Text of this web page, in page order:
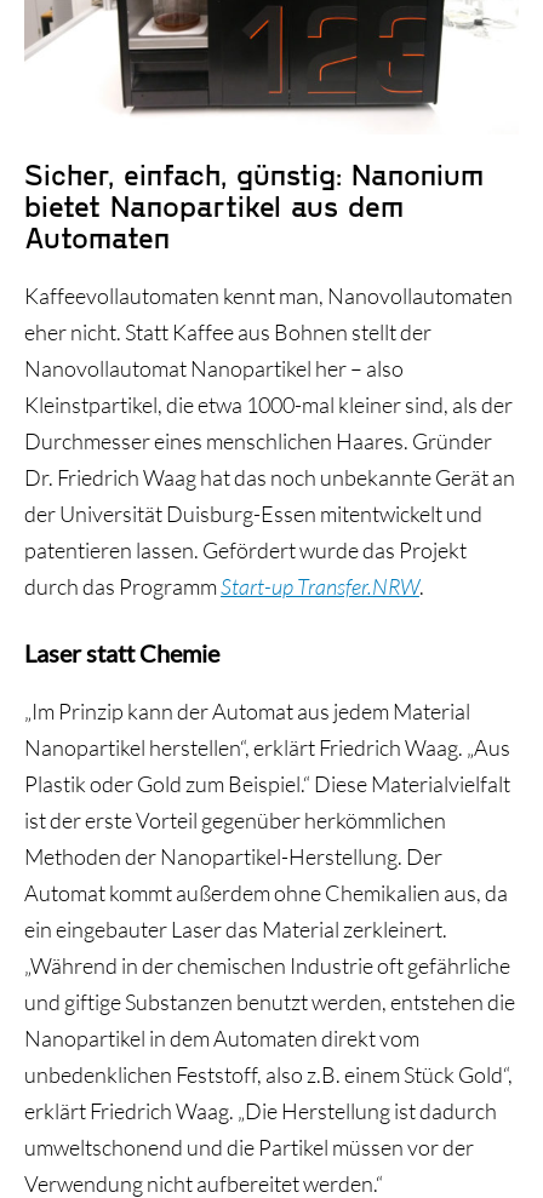
Historie und Entwicklung
Sicher, einfach, günstig: Nanonium
bietet Nanopartikel aus dem
Automaten
Kaffeevollautomaten kennt man, Nanovollautomaten
eher nicht. Statt Kaffee aus Bohnen stellt der
Nanovollautomat Nanopartikel her – also
Kleinstpartikel, die etwa 1000-mal kleiner sind, als der
Durchmesser eines menschlichen Haares. Gründer
Dr. Friedrich Waag hat das noch unbekannte Gerät an
der Universität Duisburg-Essen mitentwickelt und
patentieren lassen. Gefördert wurde das Projekt
durch das ProgrammStart-up Transfer.NRW.
Laser statt Chemie
„Im Prinzip kann der Automat aus jedem Material
Nanopartikel herstellen“, erklärt Friedrich Waag. „Aus
Plastik oder Gold zum Beispiel.“ Diese Materialvielfalt
ist der erste Vorteil gegenüber herkömmlichen
Methoden der Nanopartikel-Herstellung. Der
Automat kommt außerdem ohne Chemikalien aus, da
ein eingebauter Laser das Material zerkleinert.
„Während in der chemischen Industrie oft gefährliche
und giftige Substanzen benutzt werden, entstehen die
Nanopartikel in dem Automaten direkt vom
unbedenklichen Feststoff, also z.B. einem Stück Gold“,
erklärt Friedrich Waag. „Die Herstellung ist dadurch
umweltschonend und die Partikel müssen vor der
Verwendung nicht aufbereitet werden.“